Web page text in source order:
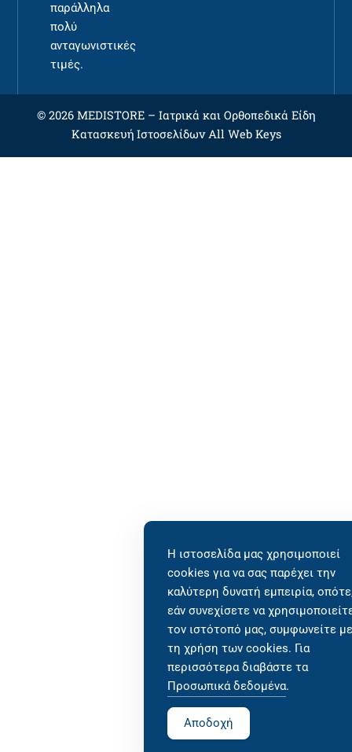
παράλληλα
πολύ
ανταγωνιστικές
τιμές.
© 2026 MEDISTORE – Ιατρικά και Ορθοπεδικά Είδη
Κατασκευή ΙστοσελίδωνAll Web Keys
Η ιστοσελίδα μας χρησιμοποιεί
cookies για να σας παρέχει την
καλύτερη δυνατή εμπειρία,
εάν συνεχίσετε να
τον ιστότοπό μας, συμφωνείτε με
τη χρήση των cookies. Για
περισσότερα διαβάστε τα
Προσωπικά δεδομένα.
Αποδοχή